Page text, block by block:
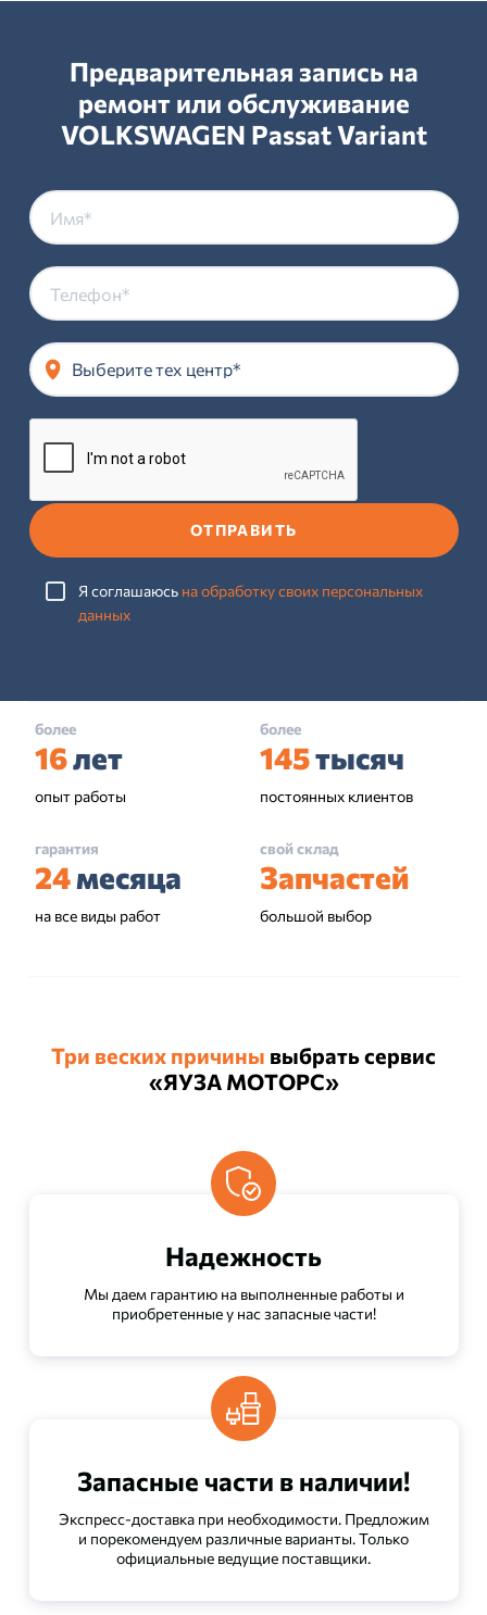
Предварительная запись на
ремонт или обслуживание
VOLKSWAGEN Passat Variant
Выберите тех центр*
ОТПРАВИТЬ
Я соглашаюсь на обработку своих персональных
данных
более
16лет
опыт работы
более
145тысяч
постоянных клиентов
гарантия
24месяца
на все виды работ
свой склад
Запчастей
большой выбор
Три веских причины выбрать сервис
«ЯУЗА МОТОРС»
Надежность
Мы даем гарантию на выполненные работы и
приобретенные у нас запасные части!
Запасные части в наличии!
Экспресс-доставка при необходимости. Предложим
и порекомендуем различные варианты. Только
официальные ведущие поставщики.